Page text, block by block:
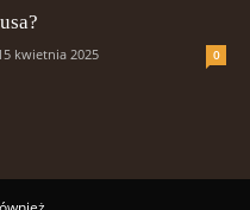
kwietnia 2025 0